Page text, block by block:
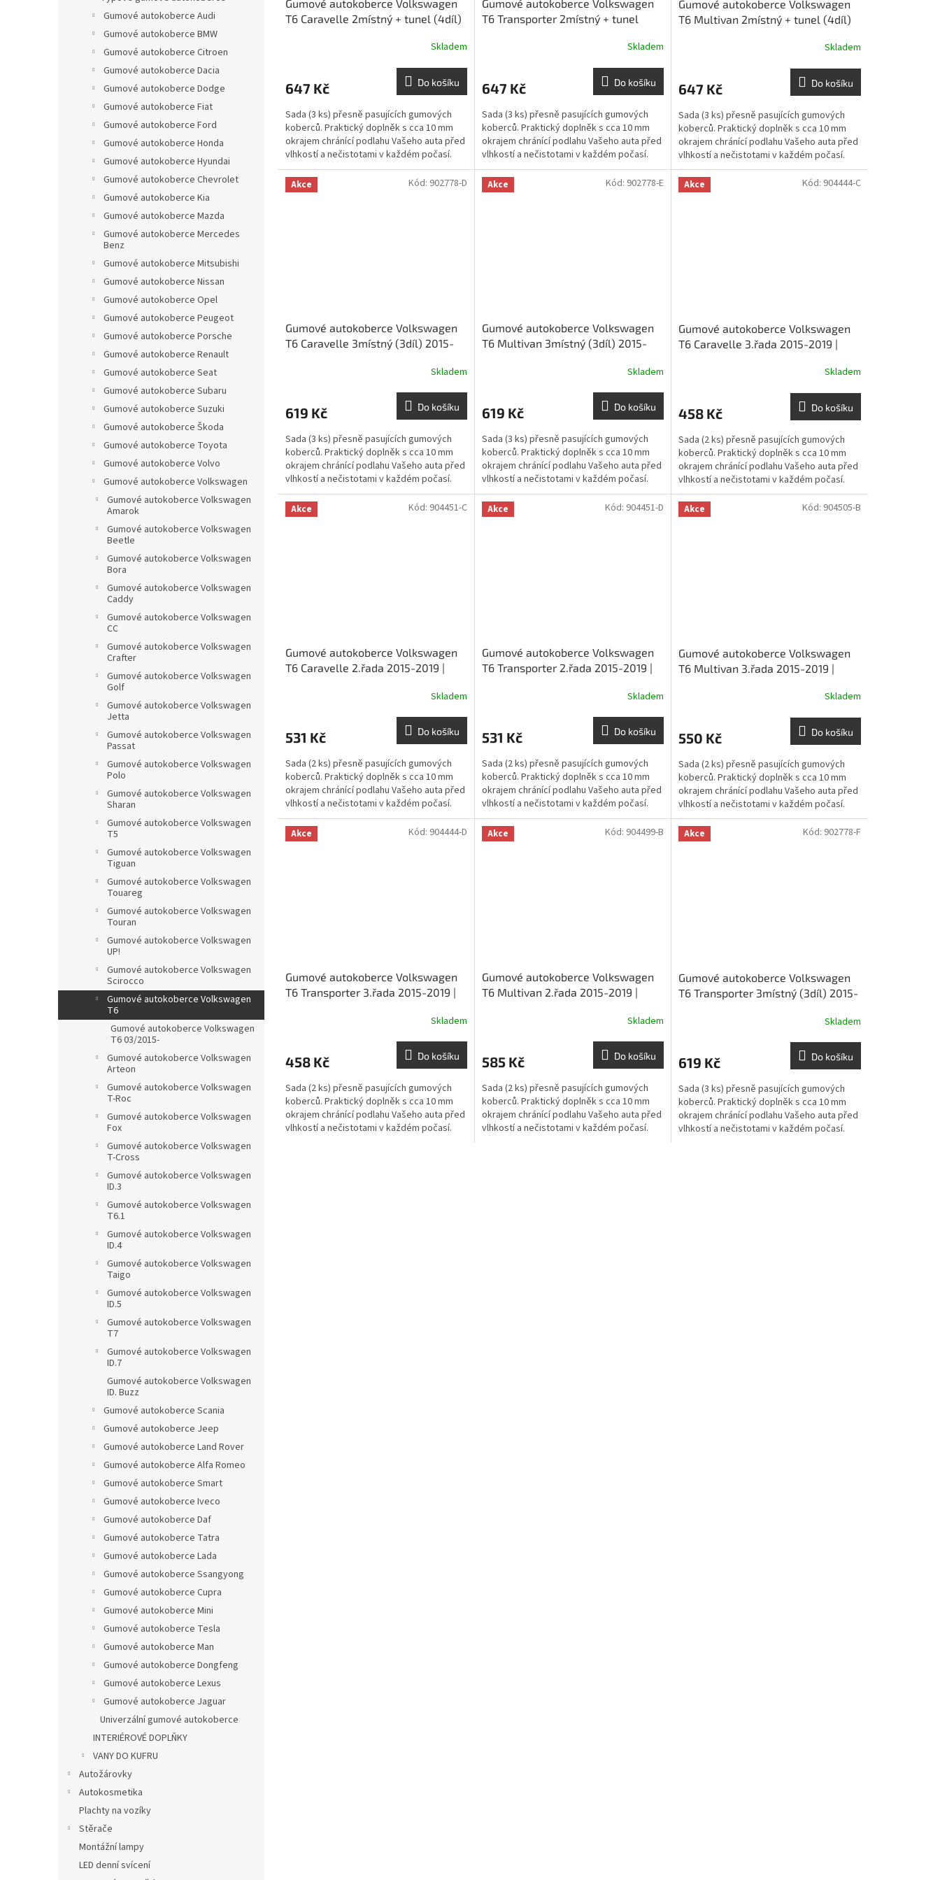
Gumové autokoberce Audi
Gumové autokoberce BMW
Gumové autokoberce Citroen
Gumové autokoberce Dacia
Gumové autokoberce Dodge
Gumové autokoberce Fiat
Gumové autokoberce Ford
Gumové autokoberce Honda
Gumové autokoberce Hyundai
Gumové autokoberce Chevrolet
Gumové autokoberce Kia
Gumové autokoberce Mazda
Gumové autokoberce Mercedes
Benz
Gumové autokoberce Mitsubishi
Gumové autokoberce Nissan
Gumové autokoberce Opel
Gumové autokoberce Peugeot
Gumové autokoberce Porsche
Gumové autokoberce Renault
Gumové autokoberce Seat
Gumové autokoberce Subaru
Gumové autokoberce Suzuki
Gumové autokoberce Škoda
Gumové autokoberce Toyota
Gumové autokoberce Volvo
Gumové autokoberce Volkswagen
Gumové autokoberce Volkswagen
Amarok
Gumové autokoberce Volkswagen
Beetle
Gumové autokoberce Volkswagen
Bora
Gumové autokoberce Volkswagen
Caddy
Gumové autokoberce Volkswagen
CC
Gumové autokoberce Volkswagen
Crafter
Gumové autokoberce Volkswagen
Golf
Gumové autokoberce Volkswagen
Jetta
Gumové autokoberce Volkswagen
Passat
Gumové autokoberce Volkswagen
Polo
Gumové autokoberce Volkswagen
Sharan
Gumové autokoberce Volkswagen
T5
Gumové autokoberce Volkswagen
Tiguan
Gumové autokoberce Volkswagen
Touareg
Gumové autokoberce Volkswagen
Touran
Gumové autokoberce Volkswagen
UP!
Gumové autokoberce Volkswagen
Scirocco
Gumové autokoberce Volkswagen
T6
Gumové autokoberce Volkswagen
T6 03/2015-
Gumové autokoberce Volkswagen
Arteon
Gumové autokoberce Volkswagen
T-Roc
Gumové autokoberce Volkswagen
Fox
Gumové autokoberce Volkswagen
T-Cross
Gumové autokoberce Volkswagen
ID.3
Gumové autokoberce Volkswagen
T6.1
Gumové autokoberce Volkswagen
ID.4
Gumové autokoberce Volkswagen
Taigo
Gumové autokoberce Volkswagen
ID.5
Gumové autokoberce Volkswagen
T7
Gumové autokoberce Volkswagen
ID.7
Gumové autokoberce Volkswagen
ID. Buzz
Gumové autokoberce Scania
Gumové autokoberce Jeep
Gumové autokoberce Land Rover
Gumové autokoberce Alfa Romeo
Gumové autokoberce Smart
Gumové autokoberce Iveco
Gumové autokoberce Daf
Gumové autokoberce Tatra
Gumové autokoberce Lada
Gumové autokoberce Ssangyong
Gumové autokoberce Cupra
Gumové autokoberce Mini
Gumové autokoberce Tesla
Gumové autokoberce Man
Gumové autokoberce Dongfeng
Gumové autokoberce Lexus
Gumové autokoberce Jaguar
Univerzální gumové autokoberce
INTERIÉROVÉ DOPLŇKY
VANY DO KUFRU
Autožárovky
Autokosmetika
Plachty na vozíky
Stěrače
Montážní lampy
LED denní svícení
Gumové autokoberce Volkswagen
T6 Caravelle 2místný + tunel (4díl)
Skladem
647 Kč Do košíku
Sada (3 ks) přesně pasujících gumových
koberců. Praktický doplněk s cca 10 mm
okrajem chránící podlahu Vašeho auta před
vlhkostí a nečistotami v každém počasí.
Gumové autokoberce Volkswagen
T6 Transporter 2místný + tunel
Skladem
647 Kč Do košíku
Sada (3 ks) přesně pasujících gumových
koberců. Praktický doplněk s cca 10 mm
okrajem chránící podlahu Vašeho auta před
vlhkostí a nečistotami v každém počasí.
Gumové autokoberce Volkswagen
T6 Multivan 2místný + tunel (4díl)
Skladem
647 Kč Do košíku
Sada (3 ks) přesně pasujících gumových
koberců. Praktický doplněk s cca 10 mm
okrajem chránící podlahu Vašeho auta před
vlhkostí a nečistotami v každém počasí.
Akce
Gumové autokoberce Volkswagen
T6 Caravelle 3místný (3díl) 2015-
Skladem
619 Kč Do košíku
Sada (3 ks) přesně pasujících gumových
koberců. Praktický doplněk s cca 10 mm
okrajem chránící podlahu Vašeho auta před
vlhkostí a nečistotami v každém počasí.
Kód: 902778-D Akce
Gumové autokoberce Volkswagen
T6 Multivan 3místný (3díl) 2015-
Skladem
619 Kč Do košíku
Sada (3 ks) přesně pasujících gumových
koberců. Praktický doplněk s cca 10 mm
okrajem chránící podlahu Vašeho auta před
vlhkostí a nečistotami v každém počasí.
Kód: 902778-E Akce
Gumové autokoberce Volkswagen
T6 Caravelle 3.řada 2015-2019 |
Skladem
458 Kč Do košíku
Sada (2 ks) přesně pasujících gumových
koberců. Praktický doplněk s cca 10 mm
okrajem chránící podlahu Vašeho auta před
vlhkostí a nečistotami v každém počasí.
Kód: 904444-C
Akce
Gumové autokoberce Volkswagen
T6 Caravelle 2.řada 2015-2019 |
Skladem
531 Kč Do košíku
Sada (2 ks) přesně pasujících gumových
koberců. Praktický doplněk s cca 10 mm
okrajem chránící podlahu Vašeho auta před
vlhkostí a nečistotami v každém počasí.
Kód: 904451-C Akce
Gumové autokoberce Volkswagen
T6 Transporter 2.řada 2015-2019 |
Skladem
531 Kč Do košíku
Sada (2 ks) přesně pasujících gumových
koberců. Praktický doplněk s cca 10 mm
okrajem chránící podlahu Vašeho auta před
vlhkostí a nečistotami v každém počasí.
Kód: 904451-D Akce
Gumové autokoberce Volkswagen
T6 Multivan 3.řada 2015-2019 |
Skladem
550 Kč Do košíku
Sada (2 ks) přesně pasujících gumových
koberců. Praktický doplněk s cca 10 mm
okrajem chránící podlahu Vašeho auta před
vlhkostí a nečistotami v každém počasí.
Kód: 904505-B
Akce
Gumové autokoberce Volkswagen
T6 Transporter 3.řada 2015-2019 |
Skladem
458 Kč Do košíku
Sada (2 ks) přesně pasujících gumových
koberců. Praktický doplněk s cca 10 mm
okrajem chránící podlahu Vašeho auta před
vlhkostí a nečistotami v každém počasí.
Kód: 904444-D Akce
Gumové autokoberce Volkswagen
T6 Multivan 2.řada 2015-2019 |
Skladem
585 Kč Do košíku
Sada (2 ks) přesně pasujících gumových
koberců. Praktický doplněk s cca 10 mm
okrajem chránící podlahu Vašeho auta před
vlhkostí a nečistotami v každém počasí.
Kód: 904499-B Akce
Gumové autokoberce Volkswagen
T6 Transporter 3místný (3díl) 2015-
Skladem
619 Kč Do košíku
Sada (3 ks) přesně pasujících gumových
koberců. Praktický doplněk s cca 10 mm
okrajem chránící podlahu Vašeho auta před
vlhkostí a nečistotami v každém počasí.
Kód: 902778-F